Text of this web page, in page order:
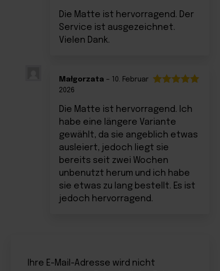
Die Matte ist hervorragend. Der
Service ist ausgezeichnet.
Vielen Dank.
Małgorzata – 10. Februar
2026
Die Matte ist hervorragend. Ich
habe eine längere Variante
gewählt, da sie angeblich etwas
ausleiert, jedoch liegt sie
bereits seit zwei Wochen
unbenutzt herum und ich habe
sie etwas zu lang bestellt. Es ist
jedoch hervorragend.
Ihre E-Mail-Adresse wird nicht